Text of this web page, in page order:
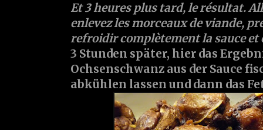
Et 3 heures plus tard, le résultat.
enlevez les morceaux de viande,
refroidir complètement la sauce et
3 Stunden später, hier das
Ochsenschwanz aus der Sauce
abkühlen lassen und dann das